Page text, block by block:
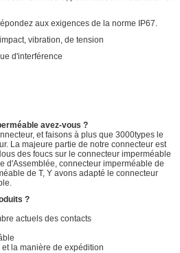
aux exigences de la norme IP67.
vibration, de tension
d'interférence
avez-vous ?
et faisons à plus que 3000types le
La majeure partie de notre connecteur est
des foucs sur le connecteur imperméable
d'Assemblée, connecteur imperméable de
de T, Y avons adapté le connecteur
?
actuels des contacts
la manière de expédition